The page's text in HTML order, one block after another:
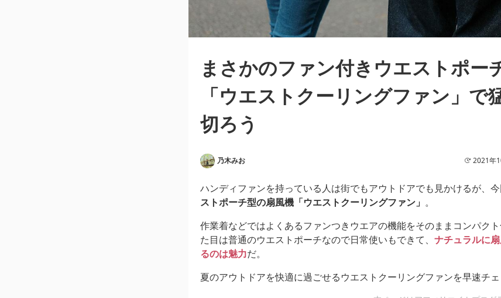
まさかのファン付きウエストポー
「ウエストクーリングファン」で
切ろう
乃木みお 2021年
ハンディファンを持っている人は街でもアウトドアでも見かけるが、
ストポーチ型の扇風機「ウエストクーリングファン」 。
作業着などではよくあるファンつきウエアの機能をそのままコンパク
た目は普通のウエストポーチなので日常使いもできて、 ナチュラルに
るのは魅力だ。
夏のアウトドアを快適に過ごせるウエストクーリングファンを早速チェ